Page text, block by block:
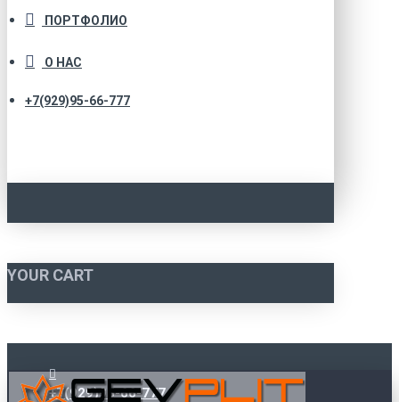
ПОРТФОЛИО
О НАС
+7(929)95-66-777
YOUR CART
+7(929)95-66-777